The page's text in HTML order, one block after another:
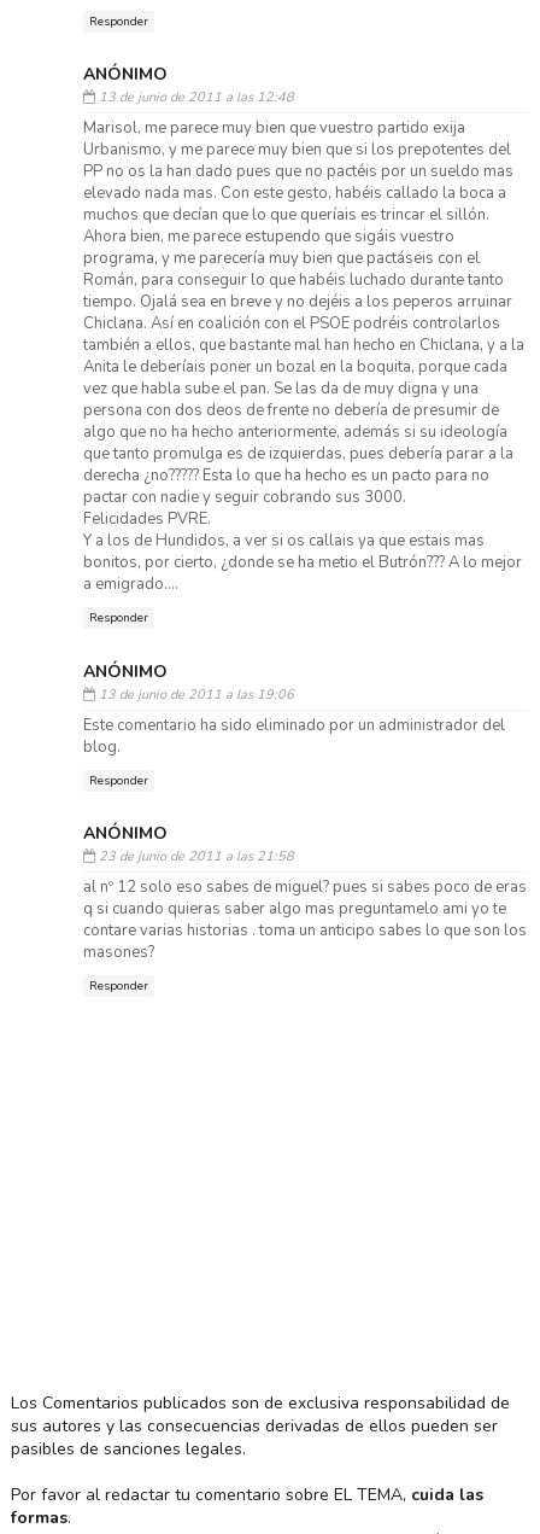
Responder
ANÓNIMO
13 de junio de 2011 a las 12:48
Marisol, me parece muy bien que vuestro partido exija
Urbanismo, y me parece muy bien que si los prepotentes del
PP no os la han dado pues que no pactéis por un sueldo mas
elevado nada mas. Con este gesto, habéis callado la boca a
muchos que decían que lo que queríais es trincar el sillón.
Ahora bien, me parece estupendo que sigáis vuestro
programa, y me parecería muy bien que pactáseis con el
Román, para conseguir lo que habéis luchado durante tanto
tiempo. Ojalá sea en breve y no dejéis a los peperos arruinar
Chiclana. Así en coalición con el PSOE podréis controlarlos
también a ellos, que bastante mal han hecho en Chiclana, y a la
Anita le deberíais poner un bozal en la boquita, porque cada
vez que habla sube el pan. Se las da de muy digna y una
persona con dos deos de frente no debería de presumir de
algo que no ha hecho anteriormente, además si su ideología
que tanto promulga es de izquierdas, pues debería parar a la
derecha ¿no????? Esta lo que ha hecho es un pacto para no
pactar con nadie y seguir cobrando sus 3000.
Felicidades PVRE.
Y a los de Hundidos, a ver si os callais ya que estais mas
bonitos, por cierto, ¿donde se ha metio el Butrón??? A lo mejor
a emigrado....
Responder
ANÓNIMO
13 de junio de 2011 a las 19:06
Este comentario ha sido eliminado por un administrador del
blog.
Responder
ANÓNIMO
23 de junio de 2011 a las 21:58
al nº 12 solo eso sabes de miguel? pues si sabes poco de eras
q si cuando quieras saber algo mas preguntamelo ami yo te
contare varias historias . toma un anticipo sabes lo que son los
masones?
Responder
Los Comentarios publicados son de exclusiva responsabilidad de
sus autores y las consecuencias derivadas de ellos pueden ser
pasibles de sanciones legales.
Por favor al redactar tu comentario sobre EL TEMA, cuida las
formas.